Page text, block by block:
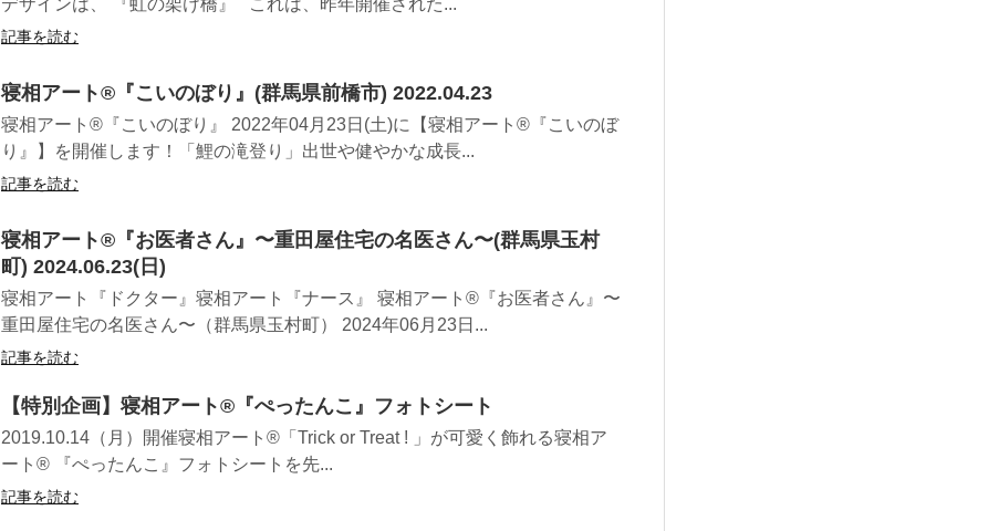
デザインは、 『虹の架け橋』 これは、昨年開催された...
記事を読む
寝相アート®︎『こいのぼり』(群馬県前橋市) 2022.04.23
寝相アート®『こいのぼり』 2022年04月23日(土)に【寝相アート®︎『こいのぼ
り』】を開催します！「鯉の滝登り」出世や健やかな成長...
記事を読む
寝相アート®︎『お医者さん』〜重田屋住宅の名医さん〜(群馬県玉村
町) 2024.06.23(日)
寝相アート『ドクター』寝相アート『ナース』 寝相アート®『お医者さん』〜
重田屋住宅の名医さん〜（群馬県玉村町） 2024年06月23日...
記事を読む
【特別企画】寝相アート®『ぺったんこ』フォトシート
2019.10.14（月）開催寝相アート®「Trick or Treat ! 」が可愛く飾れる寝相ア
ート® 『ぺったんこ』フォトシートを先...
記事を読む